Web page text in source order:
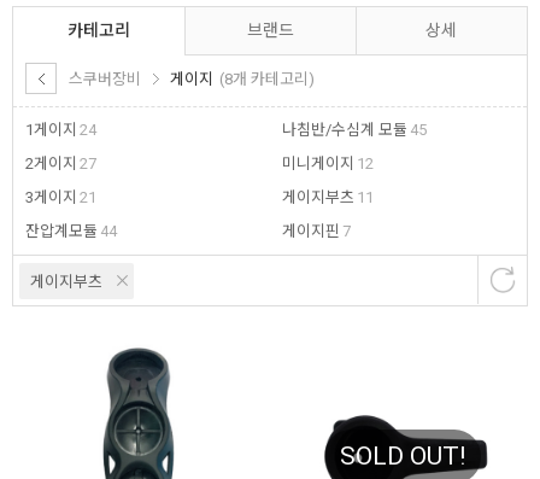
카테고리
스쿠버장비 게이지 (8개 카테고리)
1게이지 24
2게이지 27
3게이지 21
잔압계모듈 44
나침반/수심계 모듈 45
미니게이지 12
게이지부츠 11
게이지핀 7
브랜드 상세
게이지부츠
SOLD OUT!